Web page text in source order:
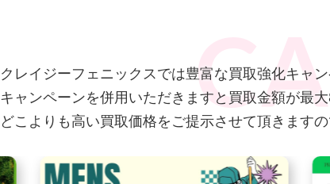
クレイジーフェニックスでは豊富な買取強化キャ
キャンペーンを併用いただきますと買取金額が最
どこよりも高い買取価格をご提示させて頂きます